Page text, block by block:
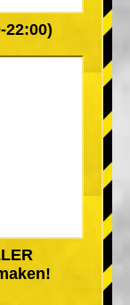
22:00)